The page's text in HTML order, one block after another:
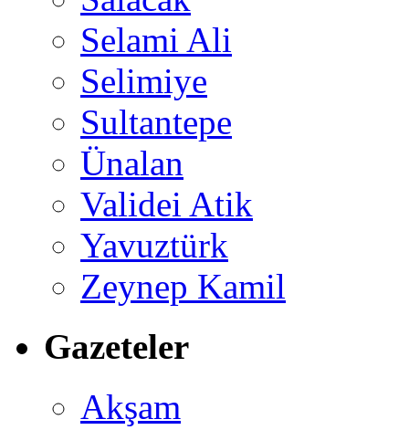
Selami Ali
Selimiye
Sultantepe
Ünalan
Validei Atik
Yavuztürk
Zeynep Kamil
Gazeteler
Akşam